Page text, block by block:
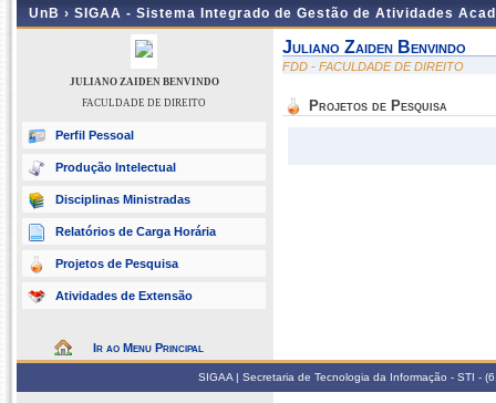
UnB › SIGAA - Sistema Integrado de Gestão de Atividades
JULIANO ZAIDEN BENVINDO
FACULDADE DE DIREITO
Perfil Pessoal
Produção Intelectual
Disciplinas Ministradas
Relatórios de Carga Horária
Projetos de Pesquisa
Atividades de Extensão
Ir ao Menu Principal
Juliano Zaiden Benvindo
FDD - FACULDADE DE DIREITO
Projetos de Pesquisa
SIGAA | Secretaria de Tecnologia da Informação - STI -